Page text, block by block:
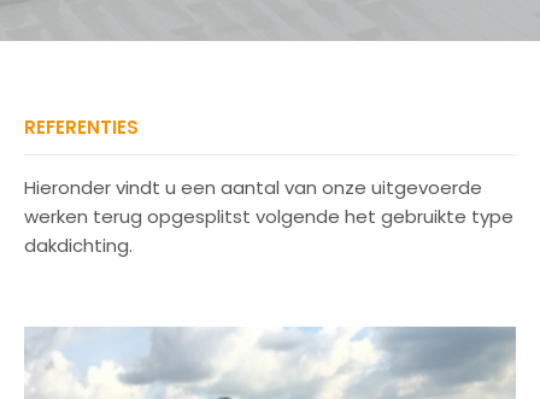
REFERENTIES
Hieronder vindt u een aantal van onze uitgevoerde
werken terug opgesplitst volgende het gebruikte type
dakdichting.